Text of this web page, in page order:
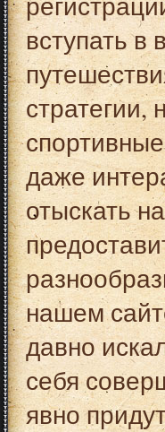
вступать в
даже
отыскать
нашем
давно
себя
явно